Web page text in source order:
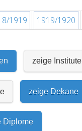
1919 1919/1920
zeige Institute
zeige Dekane
Diplome